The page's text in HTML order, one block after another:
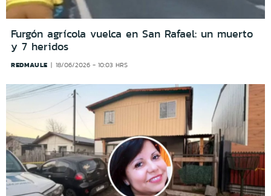
Furgón agrícola vuelca en San Rafael: un muerto
y 7 heridos
REDMAULE 18/06/2026 - 10:03 HRS